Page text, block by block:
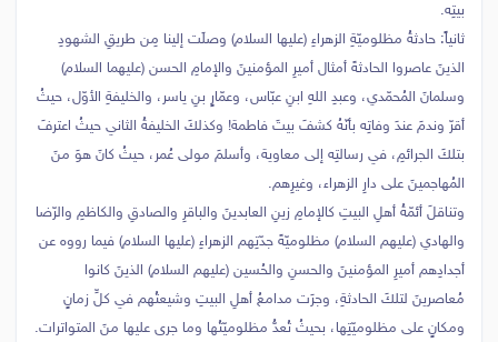
بيتِه.
ثانياً: حادثةُ مظلوميّةِ الزهراءِ (عليها السلام) وصلَت إلينا مِن طريقِ الشهودِ
الذينَ عاصروا الحادثةَ أمثال أميرِ المؤمنينَ والإمامِ الحسن (عليهما السلام)
وسلمانَ المُحمّدي، وعبدِ اللهِ ابنِ عبّاس، وعمّارٍ بنِ ياسر، والخليفةِ الأوّل، حيثُ
أقرّ وندمَ عندَ وفاتِه بأنّهُ كشفَ بيتَ فاطمة! وكذلكَ الخليفةُ الثاني حيثُ اعترفَ
بتلكَ الجرائمِ، في رسالتِه إلى معاوية، وأسلمَ مولى عُمر، حيثُ كانَ هوَ منَ
المُهاجمينَ على دارِ الزهراء، وغيرِهم.
وتناقلَ أئمّةُ أهلِ البيتِ كالإمامِ زينِ العابدينَ والباقرِ والصادقِ والكاظمِ والرّضا
والهادي (عليهم السلام) مظلوميّةَ جدّتِهم الزهراءِ (عليها السلام) فيما رووه عن
أجدادِهم أميرِ المؤمنينَ والحسنِ والحُسين (عليهم السلام) الذينَ كانوا
مُعاصرينَ لتلكَ الحادثةِ، وجرَت مدامعُ أهلِ البيتِ وشيعتُهم في كلِّ زمانٍ
ومكانٍ على مظلوميّتِها، بحيثُ تُعدُّ مظلوميّتُها وما جرى عليها منَ المتواترات.